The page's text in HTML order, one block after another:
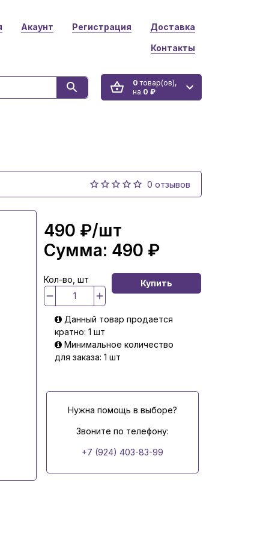
Акаунт Регистрация Доставка
Контакты
0 товар(ов),
на 0 ₽
0 отзывов
490 ₽/шт
Сумма: 490 ₽
Кол-во, шт Купить
Данный товар продается
кратно: 1 шт
Минимальное количество
для заказа: 1 шт
Нужна помощь в выборе?
Звоните по телефону:
+7 (924) 403-83-99